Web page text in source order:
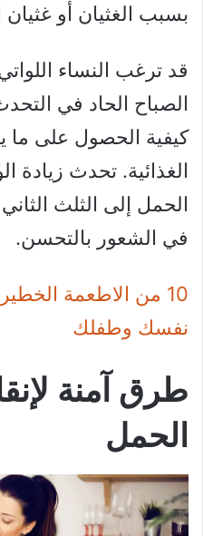
بسبب الغثيان أو غثيان
قد ترغب النساء
الصباح الحاد في
كيفية الحصول على ما
الغذائية. تحدث
الحمل إلى الثلث
في الشعور بالتحسن.
10 من الاطعمة
نفسك وطفلك
طرق آمنة
الحمل